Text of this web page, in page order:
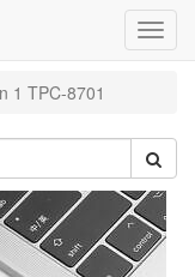
1 TPC-8701